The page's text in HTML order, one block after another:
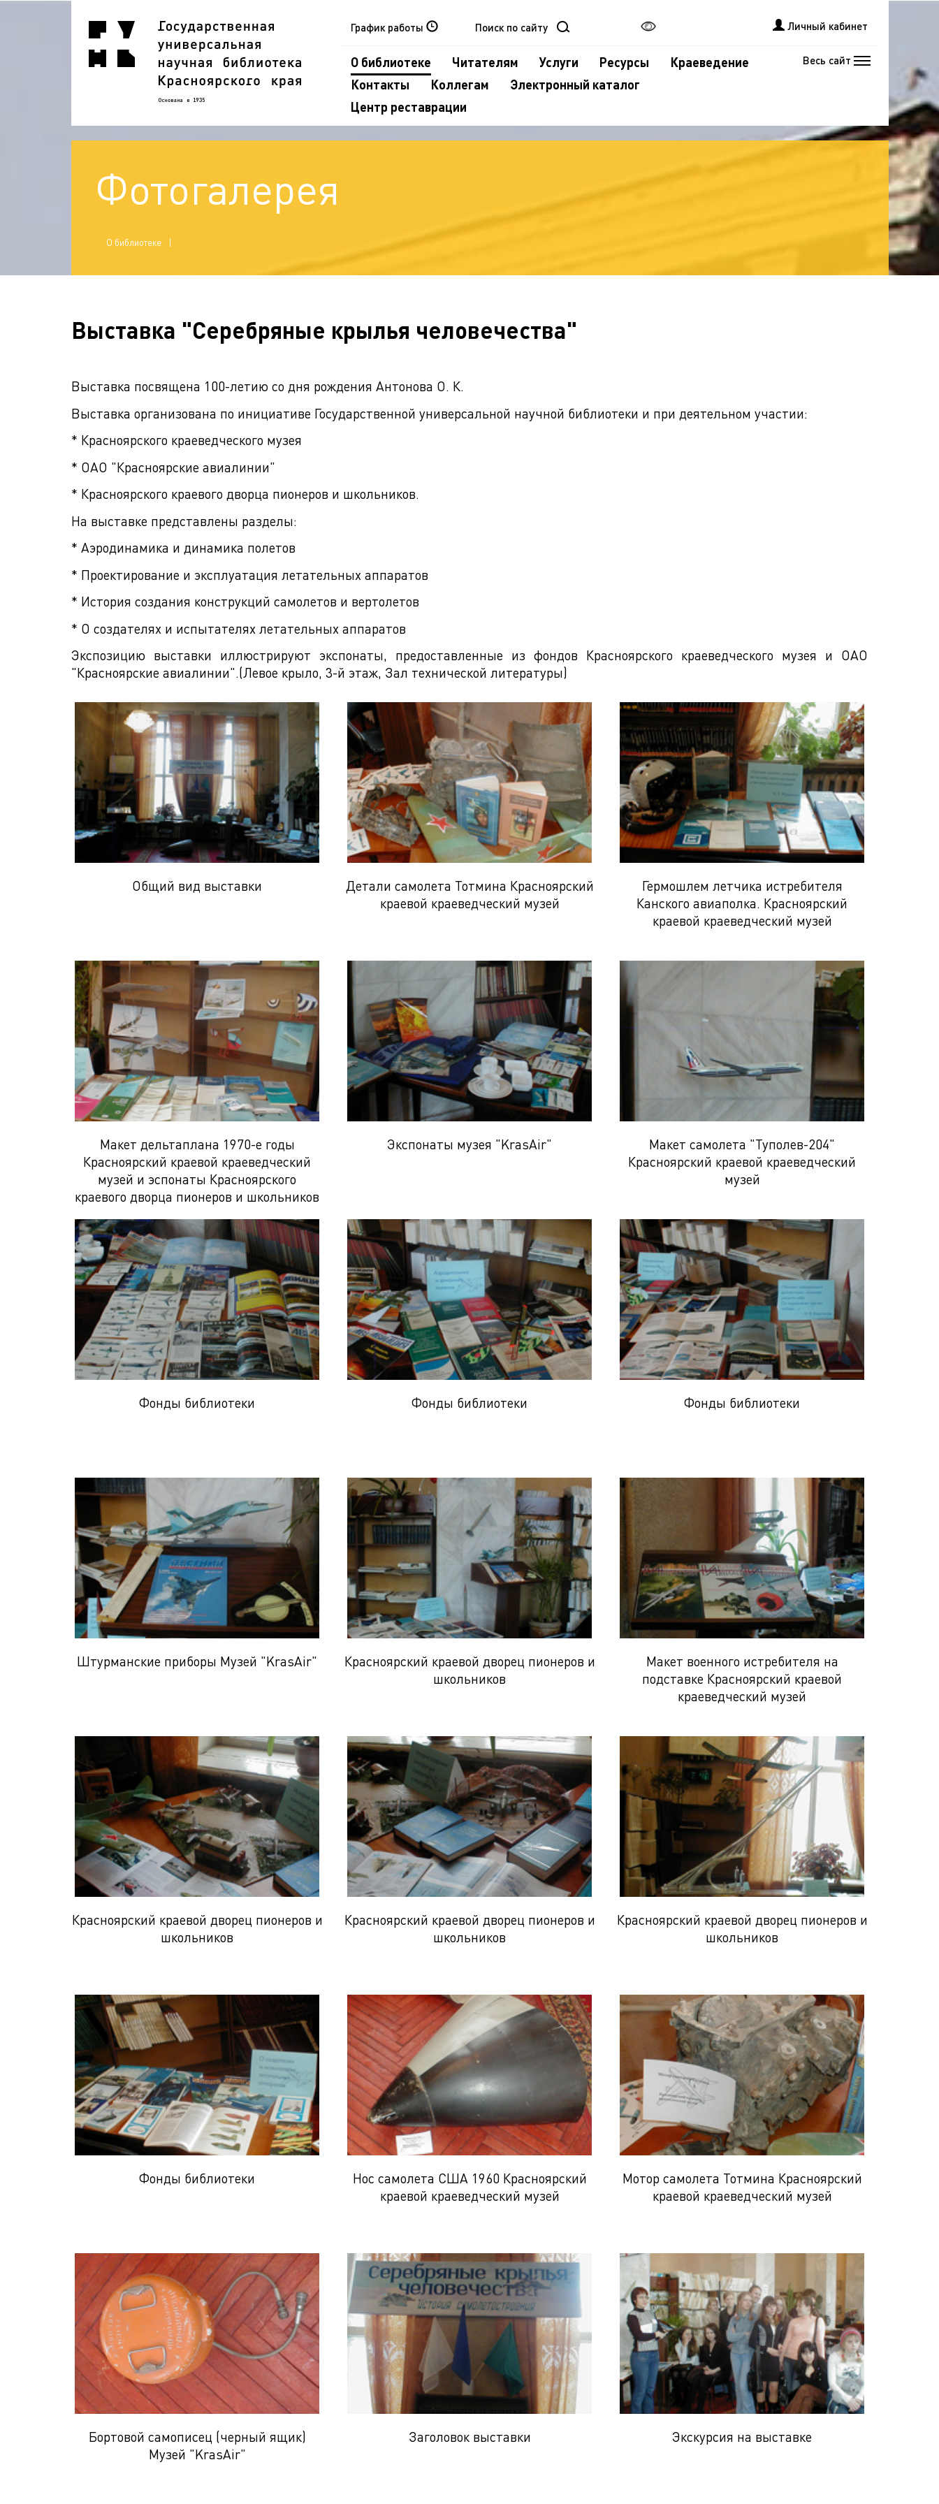
График работы Личный кабинет
О библиотеке Читателям Услуги Ресурсы
Краеведение
Контакты
Коллегам
Электронный каталог
Центр реставрации
Весь сайт
Фотогалерея
О библиотеке
Выставка "Серебряные крылья человечества"
Выставка посвящена 100-летию со дня рождения Антонова О. К.
Выставка организована по инициативе Государственной универсальной научной библиотеки и при деятельном участии:
* Красноярского краеведческого музея
* ОАО "Красноярские авиалинии"
* Красноярского краевого дворца пионеров и школьников.
На выставке представлены разделы:
* Аэродинамика и динамика полетов
* Проектирование и эксплуатация летательных аппаратов
* История создания конструкций самолетов и вертолетов
* О создателях и испытателях летательных аппаратов
Экспозицию выставки иллюстрируют экспонаты, предоставленные из фондов Красноярского краеведческого музея и ОАО
"Красноярские авиалинии".(Левое крыло, 3-й этаж, Зал технической литературы)
Общий вид выставки
Детали самолета Тотмина Красноярский
краевой краеведческий музей
Гермошлем летчика истребителя
Канского авиаполка. Красноярский
краевой краеведческий музей
Макет дельтаплана 1970-е годы
Красноярский краевой краеведческий
музей и эспонаты Красноярского
краевого дворца пионеров и школьников
Экспонаты музея "KrasAir"
Макет самолета "Туполев-204"
Красноярский краевой краеведческий
музей
Фонды библиотеки Фонды библиотеки Фонды библиотеки
Штурманские приборы Музей "KrasAir"
Красноярский краевой дворец пионеров и
школьников
Макет военного истребителя на
подставке Красноярский краевой
краеведческий музей
Красноярский краевой дворец пионеров и
школьников
Красноярский краевой дворец пионеров и
школьников
Красноярский краевой дворец пионеров и
школьников
Фонды библиотеки
Нос самолета США 1960 Красноярский
краевой краеведческий музей
Мотор самолета Тотмина Красноярский
краевой краеведческий музей
Бортовой самописец (черный ящик)
Музей "KrasAir"
Заголовок выставки Экскурсия на выставке